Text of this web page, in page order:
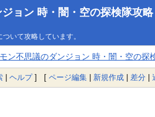
ョン 時・闇・空の探検隊攻略
いて攻略しています。
ン不思議のダンジョン 時・闇・空の探
| ヘルプ] [ ページ編集 | 新規作成 | 差分 |